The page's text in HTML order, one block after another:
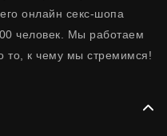
онлайн секс-шопа
человек. Мы работаем
то, к чему мы стремимся!